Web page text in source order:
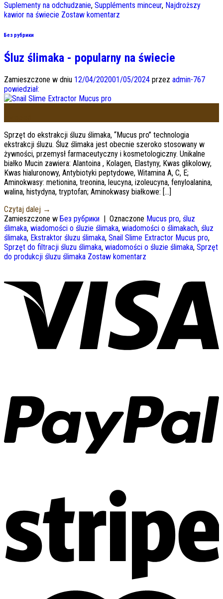
Suplementy na odchudzanie, Suppléments minceur, Najdroższy
kawior na świecie Zostaw komentarz
Без рубрики
Śluz ślimaka - popularny na świecie
Zamieszczone w dniu 12/04/202001/05/2024 przez admin-767
powiedział:
Sprzęt do ekstrakcji śluzu ślimaka, “Mucus pro” technologia
ekstrakcji śluzu. Śluz ślimaka jest obecnie szeroko stosowany w
żywności, przemysł farmaceutyczny i kosmetologiczny. Unikalne
białko Mucin zawiera: Alantoina , Kolagen, Elastyny, Kwas glikolowy,
Kwas hialuronowy, Antybiotyki peptydowe, Witamina A, C, E;
Aminokwasy: metionina, treonina, leucyna, izoleucyna, fenyloalanina,
walina, histydyna, tryptofan; Aminokwasy białkowe: […]
Czytaj dalej →
Zamieszczone w Без рубрики | Oznaczone Mucus pro, śluz
ślimaka, wiadomości o śluzie ślimaka, wiadomości o ślimakach, śluz
ślimaka, Ekstraktor śluzu ślimaka, Snail Slime Extractor Mucus pro,
Sprzęt do filtracji śluzu ślimaka, wiadomości o śluzie ślimaka, Sprzęt
do produkcji śluzu ślimaka Zostaw komentarz